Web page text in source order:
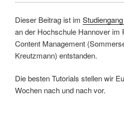
Dieser Beitrag ist im
an der Hochschule Hannover im
Content Management
Kreutzmann) entstanden.
Die besten Tutorials stellen wir
Wochen nach und nach vor.